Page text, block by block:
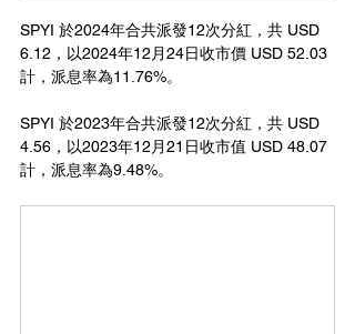
SPYI 於2024年合共派發12次分紅，共 USD
6.12，以2024年12月24日收市價 USD 52.03
計，派息率為11.76%。
SPYI 於2023年合共派發12次分紅，共 USD
4.56，以2023年12月21日收市值 USD 48.07
計，派息率為9.48%。